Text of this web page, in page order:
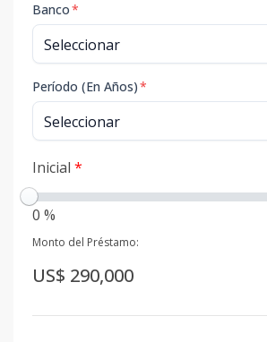
Banco*
Período (En Años)*
Inicial *
0 %
Monto del Préstamo:
US$ 290,000